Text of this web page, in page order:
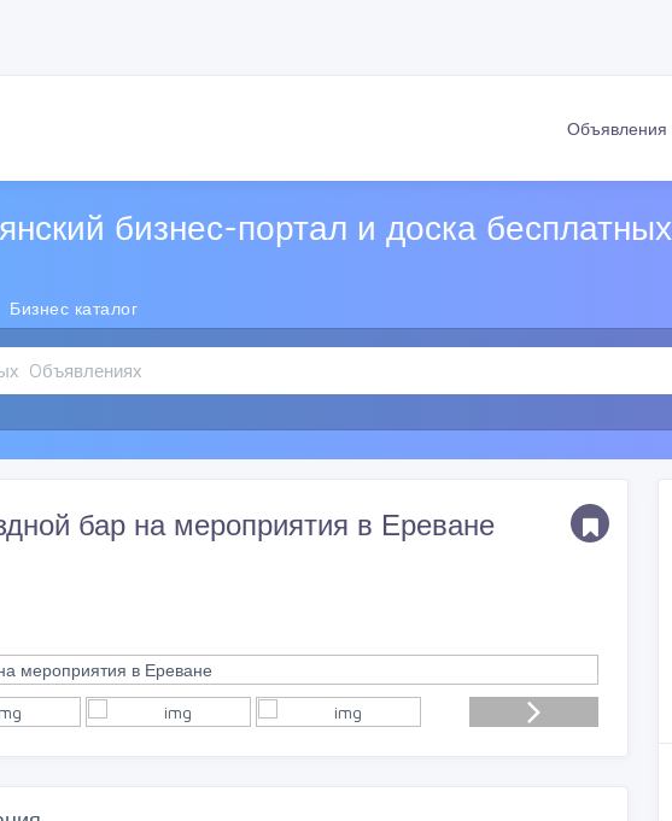
Объявления
бизнес-портал и доска
Бизнес каталог
бар на мероприятия в Ереване